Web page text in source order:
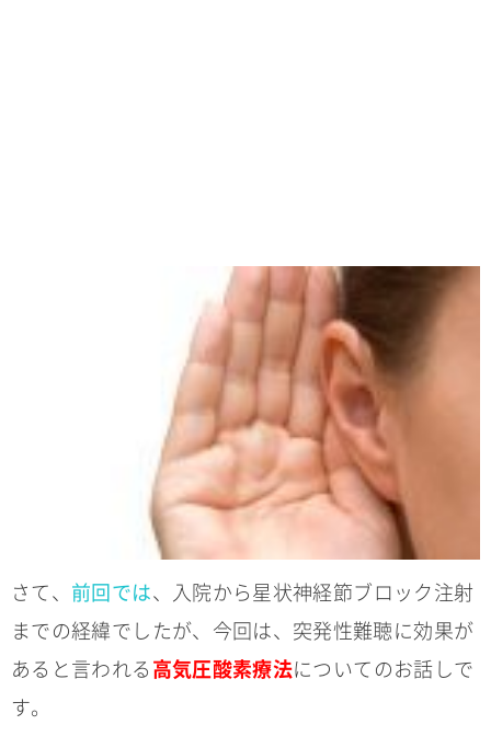
さて、 前回では、入院から星状神経節ブロック注射
までの経緯でしたが、今回は、突発性難聴に効果が
あると言われる高気圧酸素療法についてのお話しで
す。